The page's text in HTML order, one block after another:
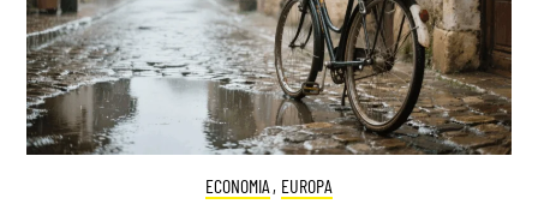
ECONOMIA , EUROPA